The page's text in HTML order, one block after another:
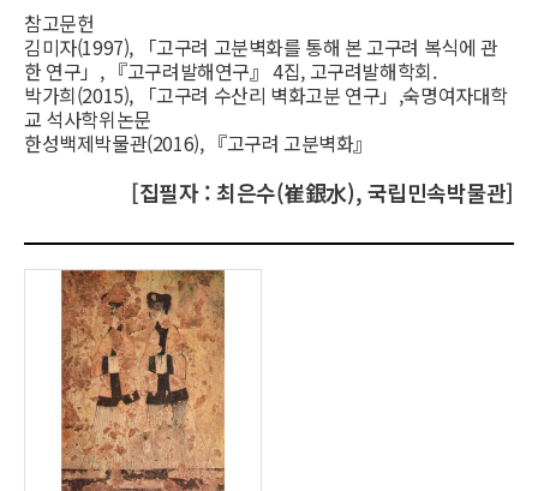
참고문헌
김미자(1997), 「고구려 고분벽화를 통해 본 고구려 복식에 관
한 연구」, 『고구려발해연구』 4집, 고구려발해학회.
박가희(2015), 「고구려 수산리 벽화고분 연구」,숙명여자대학
교 석사학위논문
한성백제박물관(2016), 『고구려 고분벽화』
[집필자 : 최은수(崔銀水), 국립민속박물관]